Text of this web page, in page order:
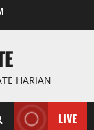
HARIAN
LIVE